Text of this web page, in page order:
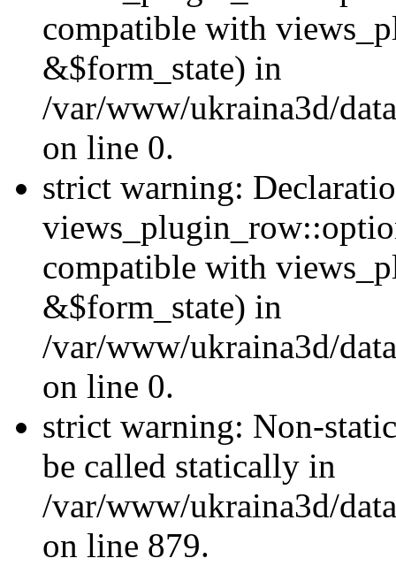
compatible with
&$form_state) in
/var/www/ukraina3d/
on line 0.
strict warning:
compatible with
&$form_state) in
/var/www/ukraina3d/
on line 0.
strict warning: Non-
be called statically in
/var/www/ukraina3d/
on line 879.